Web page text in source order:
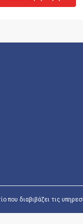
στο Ντουμπάι Ιράν
που διαβιβάζει τις